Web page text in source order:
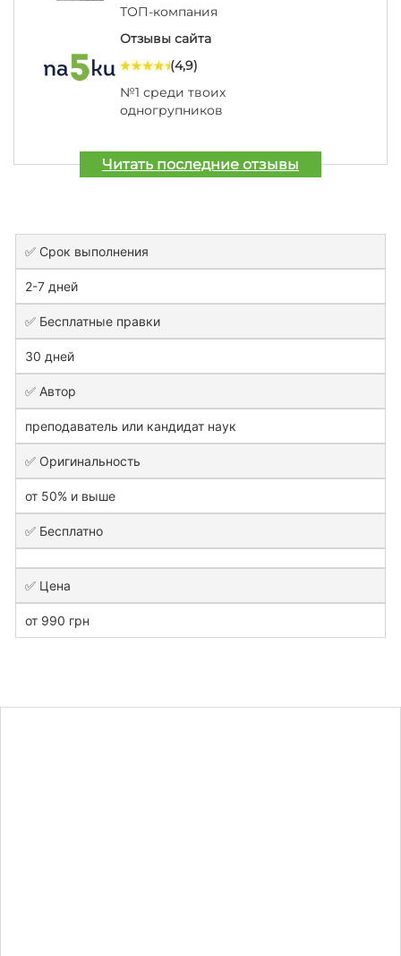
ТОП-компания
Отзывы сайта
(4,9)
№1 среди твоих
одногрупников
Читать последние отзывы
✅ Срок выполнения
2-7 дней
✅ Бесплатные правки
30 дней
✅ Автор
преподаватель или кандидат наук
✅ Оригинальность
от 50% и выше
✅ Бесплатно
✅ Цена
от 990 грн